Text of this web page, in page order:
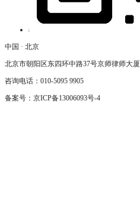
中国 · 北京
北京市朝阳区东四环中路37号京师律师大厦
咨询电话：010-5095 9905
备案号： 京ICP备13006093号-4